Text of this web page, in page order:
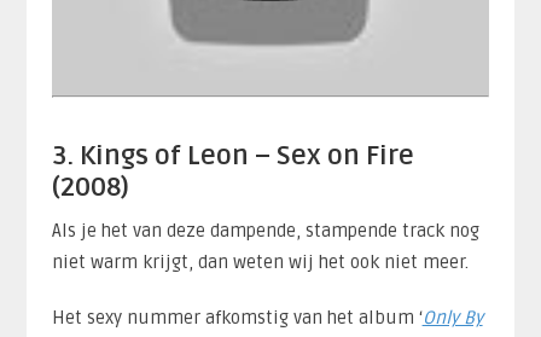
3. Kings of Leon – Sex on Fire
(2008)
Als je het van deze dampende, stampende track nog
niet warm krijgt, dan weten wij het ook niet meer.
Het sexy nummer afkomstig van het album ‘Only By